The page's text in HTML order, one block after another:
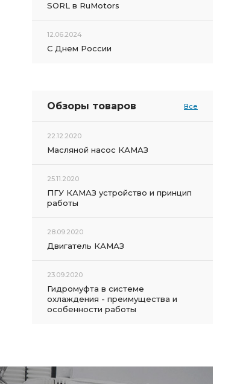
SORL в RuMotors
12.06.2024
С Днем России
Обзоры товаров Все
22.12.2020
Масляной насос КАМАЗ
25.11.2020
ПГУ КАМАЗ устройство и принцип
работы
28.09.2020
Двигатель КАМАЗ
23.09.2020
Гидромуфта в системе
охлаждения - преимущества и
особенности работы